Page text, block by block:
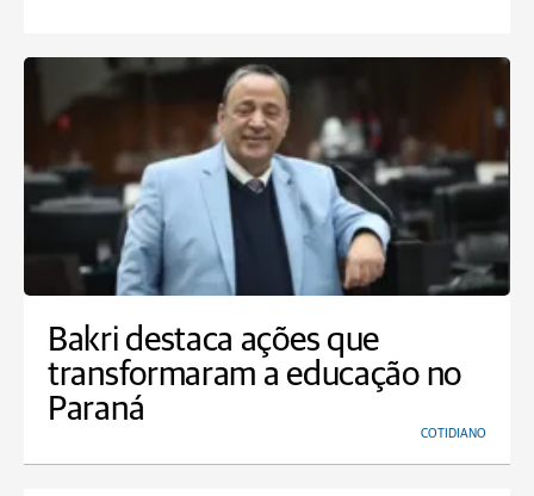
Bakri destaca ações que
transformaram a educação no
Paraná
COTIDIANO